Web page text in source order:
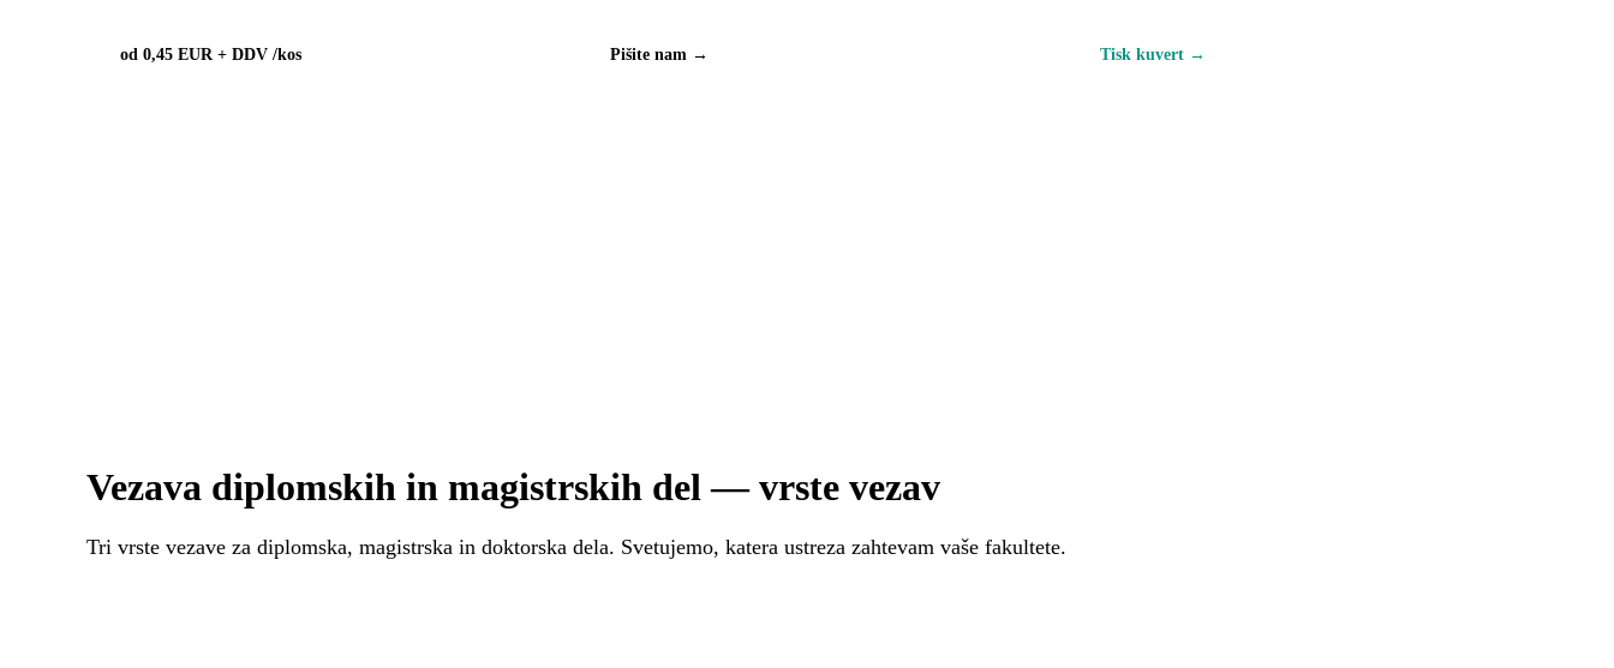
od 0,45 EUR + DDV /kos Pišite nam → Tisk kuvert →
Vezava diplomskih in magistrskih del — vrste vezav
Tri vrste vezave za diplomska, magistrska in doktorska dela. Svetujemo, katera ustreza zahtevam vaše fakultete.